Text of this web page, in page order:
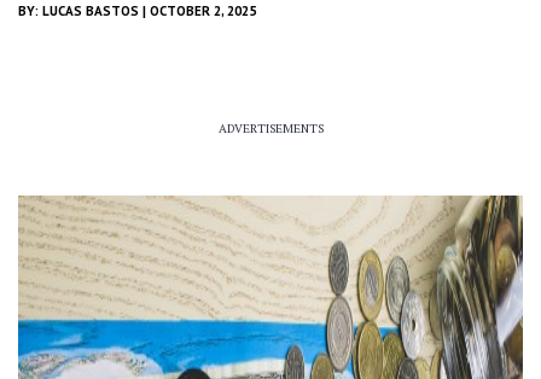
BY: LUCAS BASTOS | OCTOBER 2, 2025
ADVERTISEMENTS